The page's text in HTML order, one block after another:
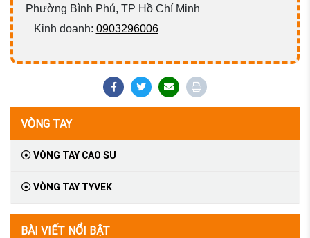
Phường Bình Phú, TP Hồ Chí Minh
Kinh doanh: 0903296006
VÒNG TAY
VÒNG TAY CAO SU
VÒNG TAY TYVEK
BÀI VIẾT NỔI BẬT